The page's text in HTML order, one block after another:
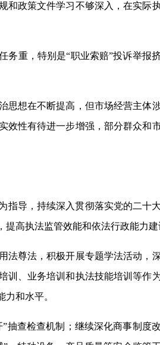
和政策文件学习不够深入，在实际
务重，特别是“职业索赔”投诉举
思想在不断提高，但市场经营主体
性有待进一步增强，部分群众和
指导，持续深入贯彻落实党的二十大
高执法监管效能和依法行政能力建
法尊法，积极开展专题学法活动，
、业务培训和执法技能培训等作
和水平。
抽查检查机制；继续深化商事制